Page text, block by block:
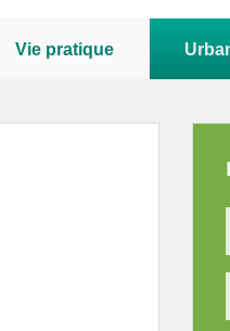
Vie pratique